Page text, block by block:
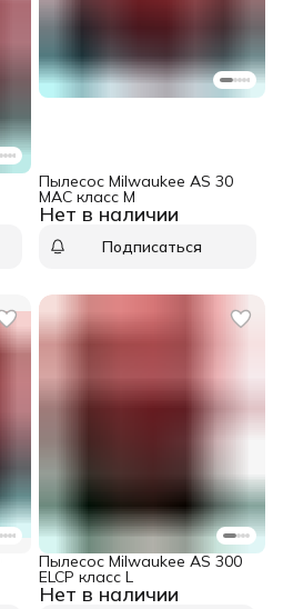
Нет в наличии
Пылесос Milwaukee AS 30
MAC класс M
Подписаться
Нет в наличии
Пылесос Milwaukee AS 300
ELCP класс L